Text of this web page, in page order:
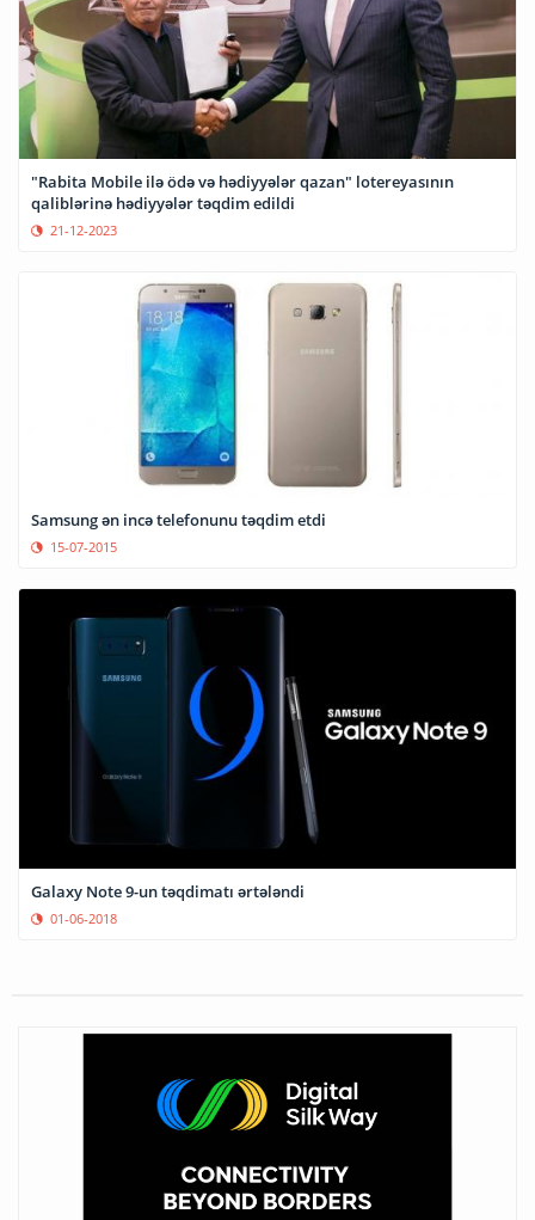
"Rabita Mobile ilə ödə və hədiyyələr qazan" lotereyasının
qaliblərinə hədiyyələr təqdim edildi
21-12-2023
Samsung ən incə telefonunu təqdim etdi
15-07-2015
Galaxy Note 9-un təqdimatı ərtələndi
01-06-2018